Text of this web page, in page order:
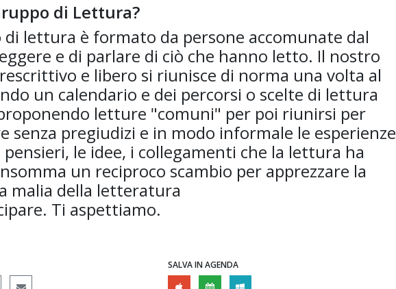
di Lettura?
di lettura è formato da persone accomunate dal
e di parlare di ciò che hanno letto. Il nostro
e libero si riunisce di norma una volta al
un calendario e dei percorsi o scelte di lettura
letture "comuni" per poi riunirsi per
senza pregiudizi e in modo informale le esperienze
le idee, i collegamenti che la lettura ha
un reciproco scambio per apprezzare la
malia della letteratura
Ti aspettiamo.
SALVA IN AGENDA